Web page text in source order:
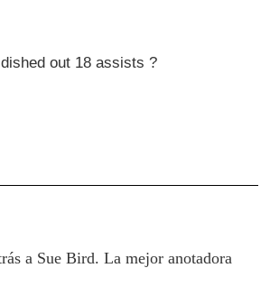
out 18 assists ?
a Sue Bird. La mejor anotadora